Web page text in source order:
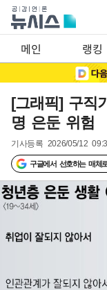
메인 랭킹
[그래픽] 구직
명 은둔 위험
기사등록 2026/05/12
구글에서 선호하는 매체